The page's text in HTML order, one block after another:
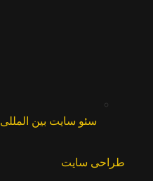
سئو سایت بین المللی
طراحی سایت